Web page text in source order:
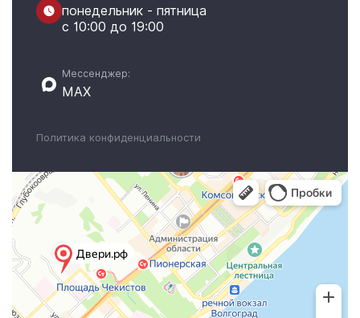
понедельник - пятница
с 10:00 до 19:00
Мессенджер:
MAX
Политика конфиденциальности